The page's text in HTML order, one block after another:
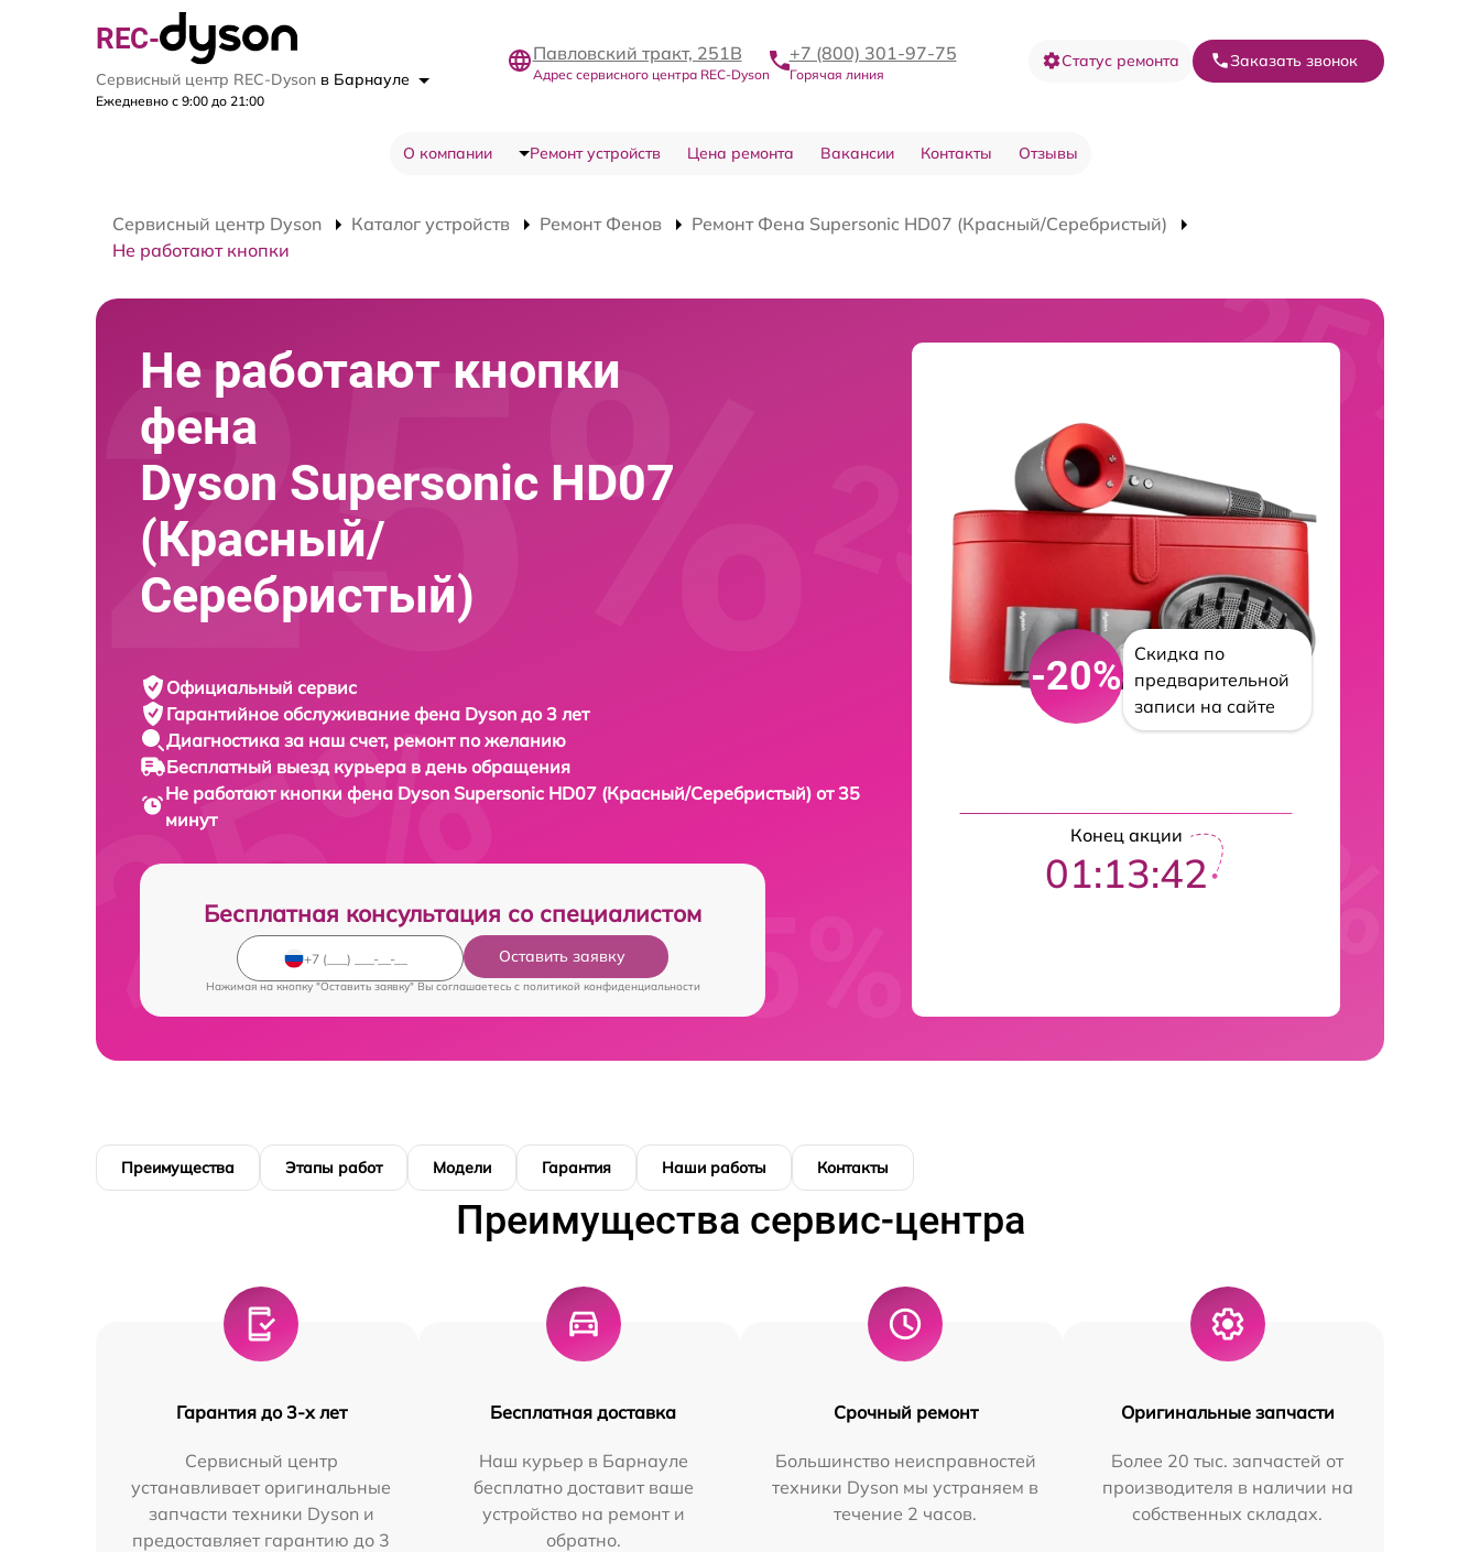
REC-
Сервисный центр REC-Dyson в Барнауле
Ежедневно с 9:00 до 21:00
Павловский тракт, 251В
Адрес сервисного центра REC-Dyson
+7 (800) 301-97-75
Горячая линия
Статус ремонта Заказать звонок
О компании Ремонт устройств Цена ремонта Вакансии Контакты Отзывы
Сервисный центр Dyson Каталог устройств Ремонт Фенов
Ремонт Фена Supersonic HD07 (Красный/Серебристый)
Не работают кнопки
Не работают кнопки
фена
Dyson Supersonic HD07
(Красный/
Серебристый)
Официальный сервис
Гарантийное обслуживание фена Dyson до 3 лет
Диагностика за наш счет, ремонт по желанию
Бесплатный выезд курьера в день обращения
Не работают кнопки фена Dyson Supersonic HD07 (Красный/Серебристый) от 35
минут
Бесплатная консультация со специалистом
Оставить заявку
Нажимая на кнопку "Оставить заявку" Вы соглашаетесь c политикой конфиденциальности
-20%
Скидка по
предварительной
записи на сайте
Конец акции
01:13:41
Преимущества Этапы работ Модели Гарантия Наши работы Контакты
Преимущества сервис-центра
Гарантия до 3-х лет
Сервисный центр
устанавливает оригинальные
запчасти техники Dyson и
предоставляет гарантию до 3
Бесплатная доставка
Наш курьер в Барнауле
бесплатно доставит ваше
устройство на ремонт и
обратно.
Срочный ремонт
Большинство неисправностей
техники Dyson мы устраняем в
течение 2 часов.
Оригинальные запчасти
Более 20 тыс. запчастей от
производителя в наличии на
собственных складах.